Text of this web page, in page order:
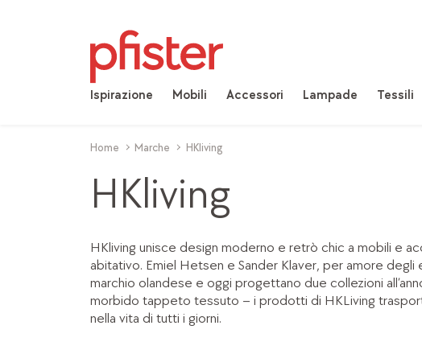
Ispirazione Mobili Accessori Lampade Tessili
Home Marche HKliving
HKliving
HKliving unisce design moderno e retrò chic a mobili e
abitativo. Emiel Hetsen e Sander Klaver, per amore
marchio olandese e oggi progettano due collezioni
morbido tappeto tessuto – i prodotti di HKLiving
nella vita di tutti i giorni.